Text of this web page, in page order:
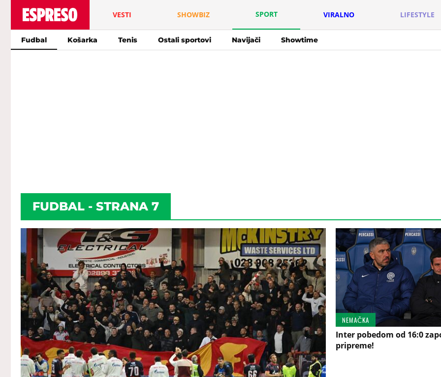
VESTI SHOWBIZ SPORT VIRALNO LIFESTYLE
Fudbal Košarka Tenis Ostali sportovi Navijači Showtime
FUDBAL - STRANA 7
NEMAČKA
Inter pobedom od 16:0
pripreme!